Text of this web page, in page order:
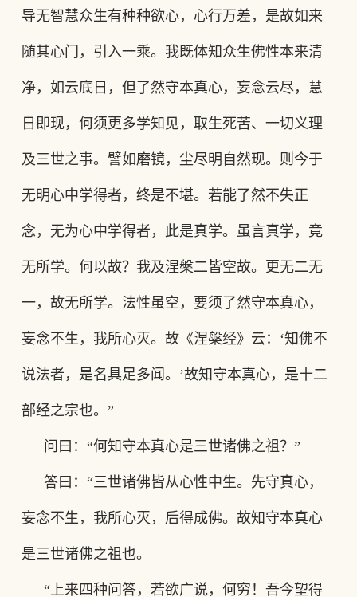
导无智慧众生有种种欲心，心行万差，是故如来
随其心门，引入一乘。我既体知众生佛性本来清
净，如云底日，但了然守本真心，妄念云尽，慧
日即现，何须更多学知见，取生死苦、一切义理
及三世之事。譬如磨镜，尘尽明自然现。则今于
无明心中学得者，终是不堪。若能了然不失正
念，无为心中学得者，此是真学。虽言真学，竟
无所学。何以故？我及涅槃二皆空故。更无二无
一，故无所学。法性虽空，要须了然守本真心，
妄念不生，我所心灭。故《涅槃经》云 ： ‘知佛不
说法者，是名具足多闻。’故知守本真心，是十二
部经之宗也。”
问曰 ： “何知守本真心是三世诸佛之祖？ ”
答曰 ： “三世诸佛皆从心性中生。先守真心，
妄念不生，我所心灭，后得成佛。故知守本真心
是三世诸佛之祖也。
“上来四种问答，若欲广说，何穷！吾今望得